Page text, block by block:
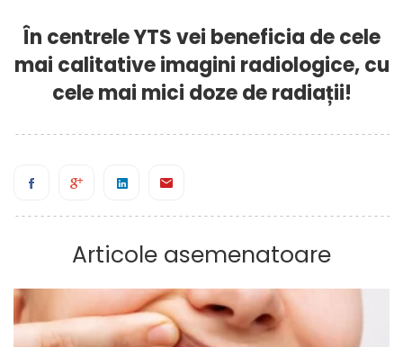
În centrele YTS vei beneficia de cele
mai calitative imagini radiologice, cu
cele mai mici doze de radiații!
Articole asemenatoare